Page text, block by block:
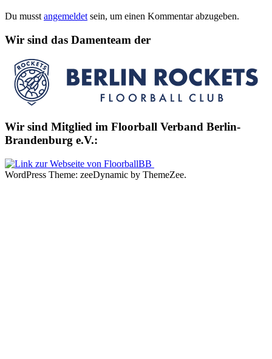
Du musst angemeldet sein, um einen Kommentar abzugeben.
Wir sind das Damenteam der
Wir sind Mitglied im Floorball Verband Berlin-
Brandenburg e.V.:
WordPress Theme: zeeDynamic by ThemeZee.